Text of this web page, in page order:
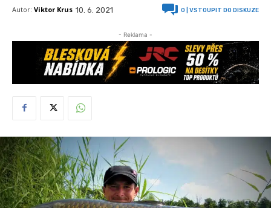
Autor: Viktor Krus 10. 6. 2021 0 | VSTOUPIT DO DISKUZE
- Reklama -